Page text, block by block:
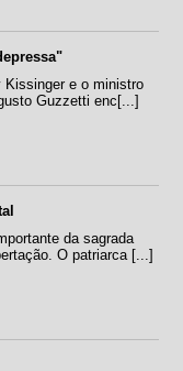
Kissinger e o ministro
Guzzetti enc[...]
da sagrada
O patriarca [...]